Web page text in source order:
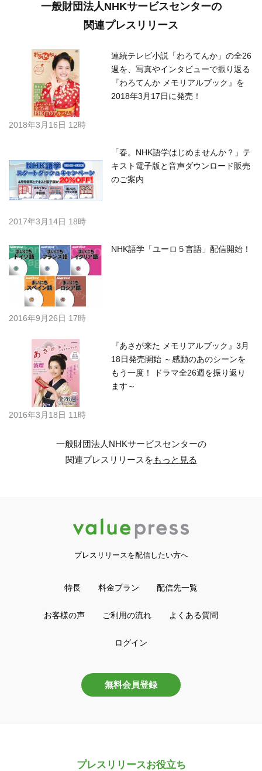
一般財団法人NHKサービスセンターの
関連プレスリリース
連続テレビ小説「わろてんか」の全26
週を、写真やインタビューで振り返る
『わろてんか メモリアルブック』を
2018年3月17日に発売！
2018年3月16日 12時
「春。NHK語学はじめませんか？」テ
キスト電子版と音声ダウンロード販売
のご案内
2017年3月14日 18時
NHK語学「ユーロ５言語」配信開始！
2016年9月26日 17時
『あさが来た メモリアルブック』3月
18日発売開始 ～感動のあのシーンを
もう一度！ ドラマ全26週を振り返り
ます～
2016年3月18日 11時
一般財団法人NHKサービスセンターの
関連プレスリリースをもっと見る
プレスリリースを配信したい方へ
特長 料金プラン 配信先一覧
お客様の声 ご利用の流れ よくある質問
ログイン
無料会員登録
プレスリリースお役立ち